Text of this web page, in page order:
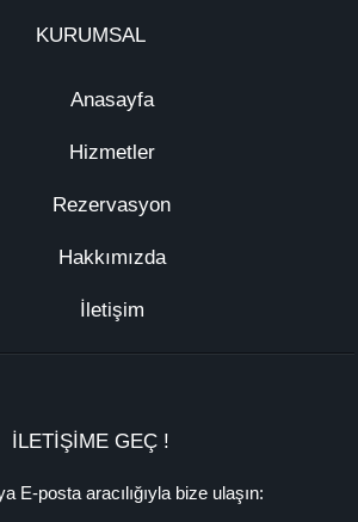
KURUMSAL
Anasayfa
Hizmetler
Rezervasyon
Hakkımızda
İletişim
İLETİŞİME GEÇ !
E-posta aracılığıyla bize ulaşın: